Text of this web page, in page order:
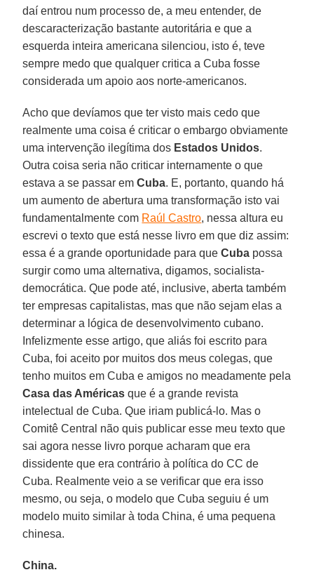
daí entrou num processo de, a meu entender, de
descaracterização bastante autoritária e que a
esquerda inteira americana silenciou, isto é, teve
sempre medo que qualquer critica a Cuba fosse
considerada um apoio aos norte-americanos.
Acho que devíamos que ter visto mais cedo que
realmente uma coisa é criticar o embargo obviamente
uma intervenção ilegítima dos Estados Unidos.
Outra coisa seria não criticar internamente o que
estava a se passar emCuba. E, portanto, quando há
um aumento de abertura uma transformação isto vai
fundamentalmente com Raúl Castro, nessa altura eu
escrevi o texto que está nesse livro em que diz assim:
essa é a grande oportunidade para queCuba possa
surgir como uma alternativa, digamos, socialista-
democrática. Que pode até, inclusive, aberta também
ter empresas capitalistas, mas que não sejam elas a
determinar a lógica de desenvolvimento cubano.
Infelizmente esse artigo, que aliás foi escrito para
Cuba, foi aceito por muitos dos meus colegas, que
tenho muitos em Cuba e amigos no meadamente pela
Casa das Américas que é a grande revista
intelectual de Cuba. Que iriam publicá-lo. Mas o
Comitê Central não quis publicar esse meu texto que
sai agora nesse livro porque acharam que era
dissidente que era contrário à política do CC de
Cuba. Realmente veio a se verificar que era isso
mesmo, ou seja, o modelo que Cuba seguiu é um
modelo muito similar à toda China, é uma pequena
chinesa.
China.